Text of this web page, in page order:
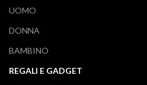
UOMO
DONNA
BAMBINO
REGALI E GADGET